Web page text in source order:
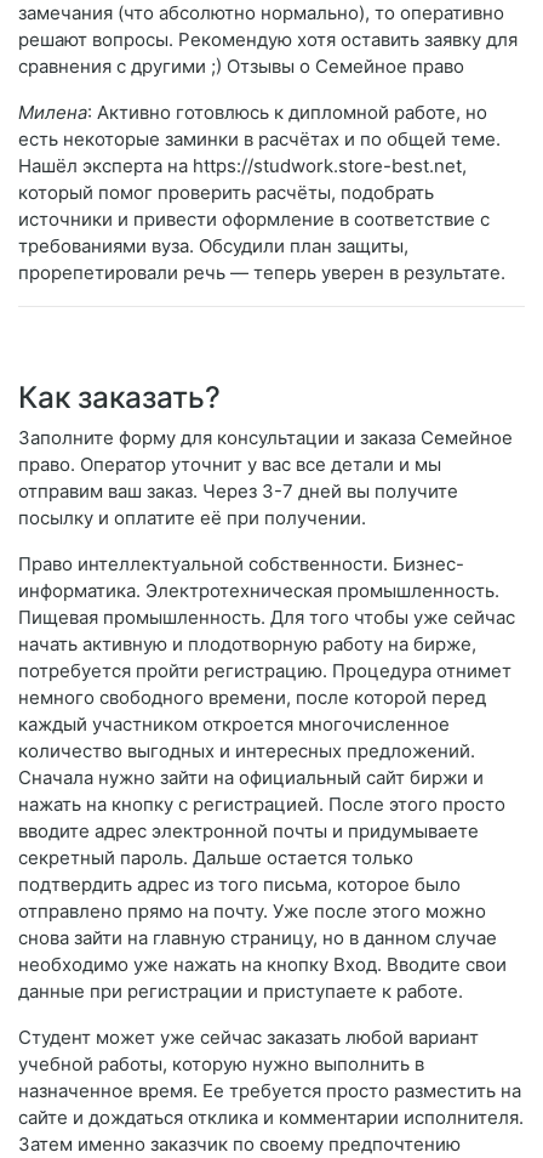
замечания (что абсолютно нормально), то оперативно
решают вопросы. Рекомендую хотя оставить заявку для
сравнения с другими ;) Отзывы о Семейное право
Милена: Активно готовлюсь к дипломной работе, но
есть некоторые заминки в расчётах и по общей теме.
Нашёл эксперта на https://studwork.store-best.net,
который помог проверить расчёты, подобрать
источники и привести оформление в соответствие с
требованиями вуза. Обсудили план защиты,
прорепетировали речь — теперь уверен в результате.
Как заказать?
Заполните форму для консультации и заказа Семейное
право. Оператор уточнит у вас все детали и мы
отправим ваш заказ. Через 3-7 дней вы получите
посылку и оплатите её при получении.
Право интеллектуальной собственности. Бизнес-
информатика. Электротехническая промышленность.
Пищевая промышленность. Для того чтобы уже сейчас
начать активную и плодотворную работу на бирже,
потребуется пройти регистрацию. Процедура отнимет
немного свободного времени, после которой перед
каждый участником откроется многочисленное
количество выгодных и интересных предложений.
Сначала нужно зайти на официальный сайт биржи и
нажать на кнопку с регистрацией. После этого просто
вводите адрес электронной почты и придумываете
секретный пароль. Дальше остается только
подтвердить адрес из того письма, которое было
отправлено прямо на почту. Уже после этого можно
снова зайти на главную страницу, но в данном случае
необходимо уже нажать на кнопку Вход. Вводите свои
данные при регистрации и приступаете к работе.
Студент может уже сейчас заказать любой вариант
учебной работы, которую нужно выполнить в
назначенное время. Ее требуется просто разместить на
сайте и дождаться отклика и комментарии исполнителя.
Затем именно заказчик по своему предпочтению